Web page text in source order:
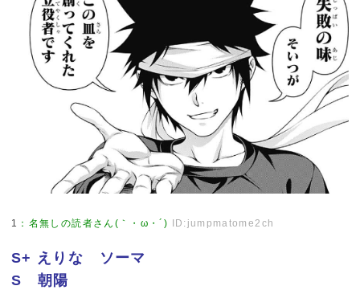
1 ： 名無しの読者さん(｀・ω・´) ID:jumpmatome2ch
S+ えりな ソーマ
S 朝陽